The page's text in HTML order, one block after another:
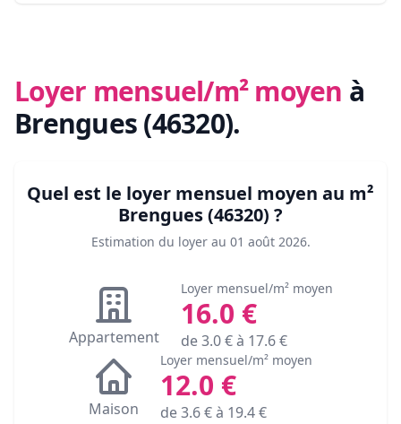
Loyer mensuel/m² moyen à
Brengues (46320).
Quel est le loyer mensuel moyen au m²
Brengues (46320) ?
Estimation du loyer au 01 août 2026.
Appartement
Loyer mensuel/m² moyen
16.0 €
de3.0€ à 17.6€
Maison
Loyer mensuel/m² moyen
12.0 €
de3.6€ à 19.4€